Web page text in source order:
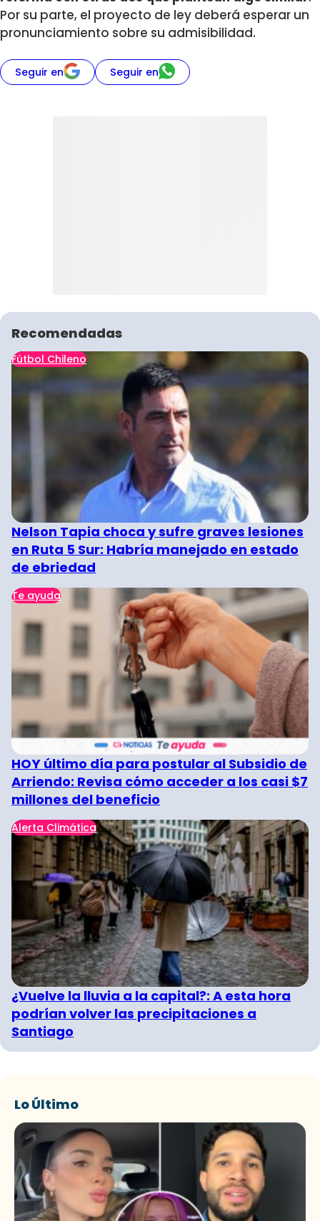
Por su parte, el proyecto de ley deberá esperar un
pronunciamiento sobre su admisibilidad.
Seguir en Seguir en
Recomendadas
Fútbol Chileno
Nelson Tapia choca y sufre graves lesiones
en Ruta 5 Sur: Habría manejado en estado
de ebriedad
Te ayuda
HOY último día para postular al Subsidio de
Arriendo: Revisa cómo acceder a los casi $7
millones del beneficio
Alerta Climática
¿Vuelve la lluvia a la capital?: A esta hora
podrían volver las precipitaciones a
Santiago
Lo Último